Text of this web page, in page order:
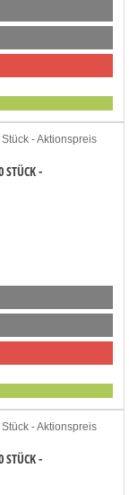
STÜCK -
STÜCK -